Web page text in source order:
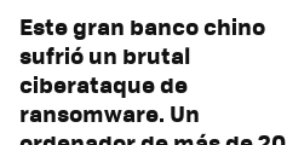
Este gran banco chino
sufrió un brutal
ciberataque de
ransomware. Un